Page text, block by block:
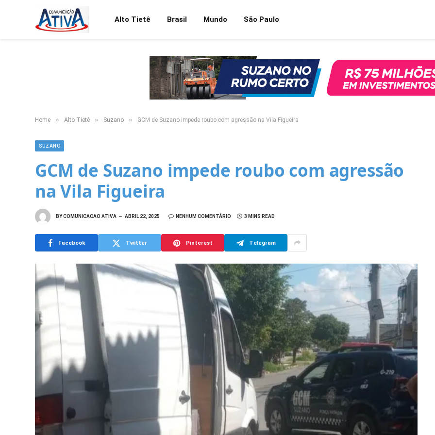
Alto Tietê Brasil Mundo São Paulo
Home » Alto Tietê » Suzano » GCM de Suzano impede roubo com agressão na Vila Figueira
SUZANO
GCM de Suzano impede roubo com agressão
na Vila Figueira
BYCOMUNICACAO ATIVA ABRIL 22, 2025 NENHUM COMENTÁRIO 3 MINS READ
Facebook Twitter Pinterest Telegram